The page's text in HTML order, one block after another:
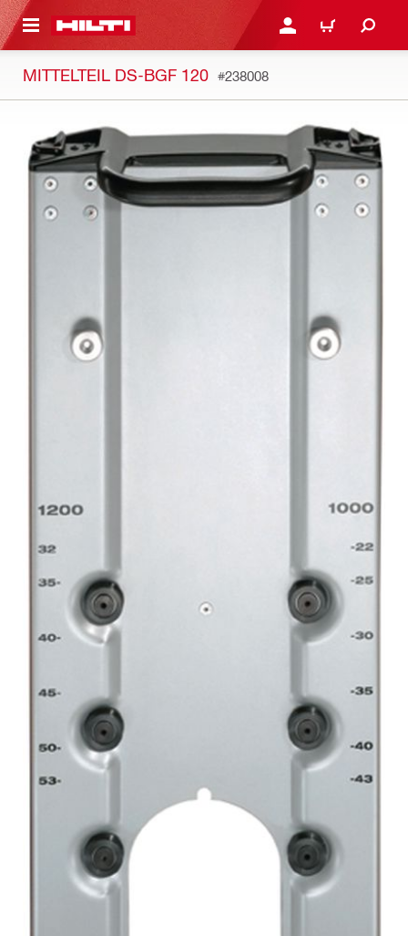
ANMELDEN ODER
WARENKORB
MITTELTEIL DS-BGF 120 #238008